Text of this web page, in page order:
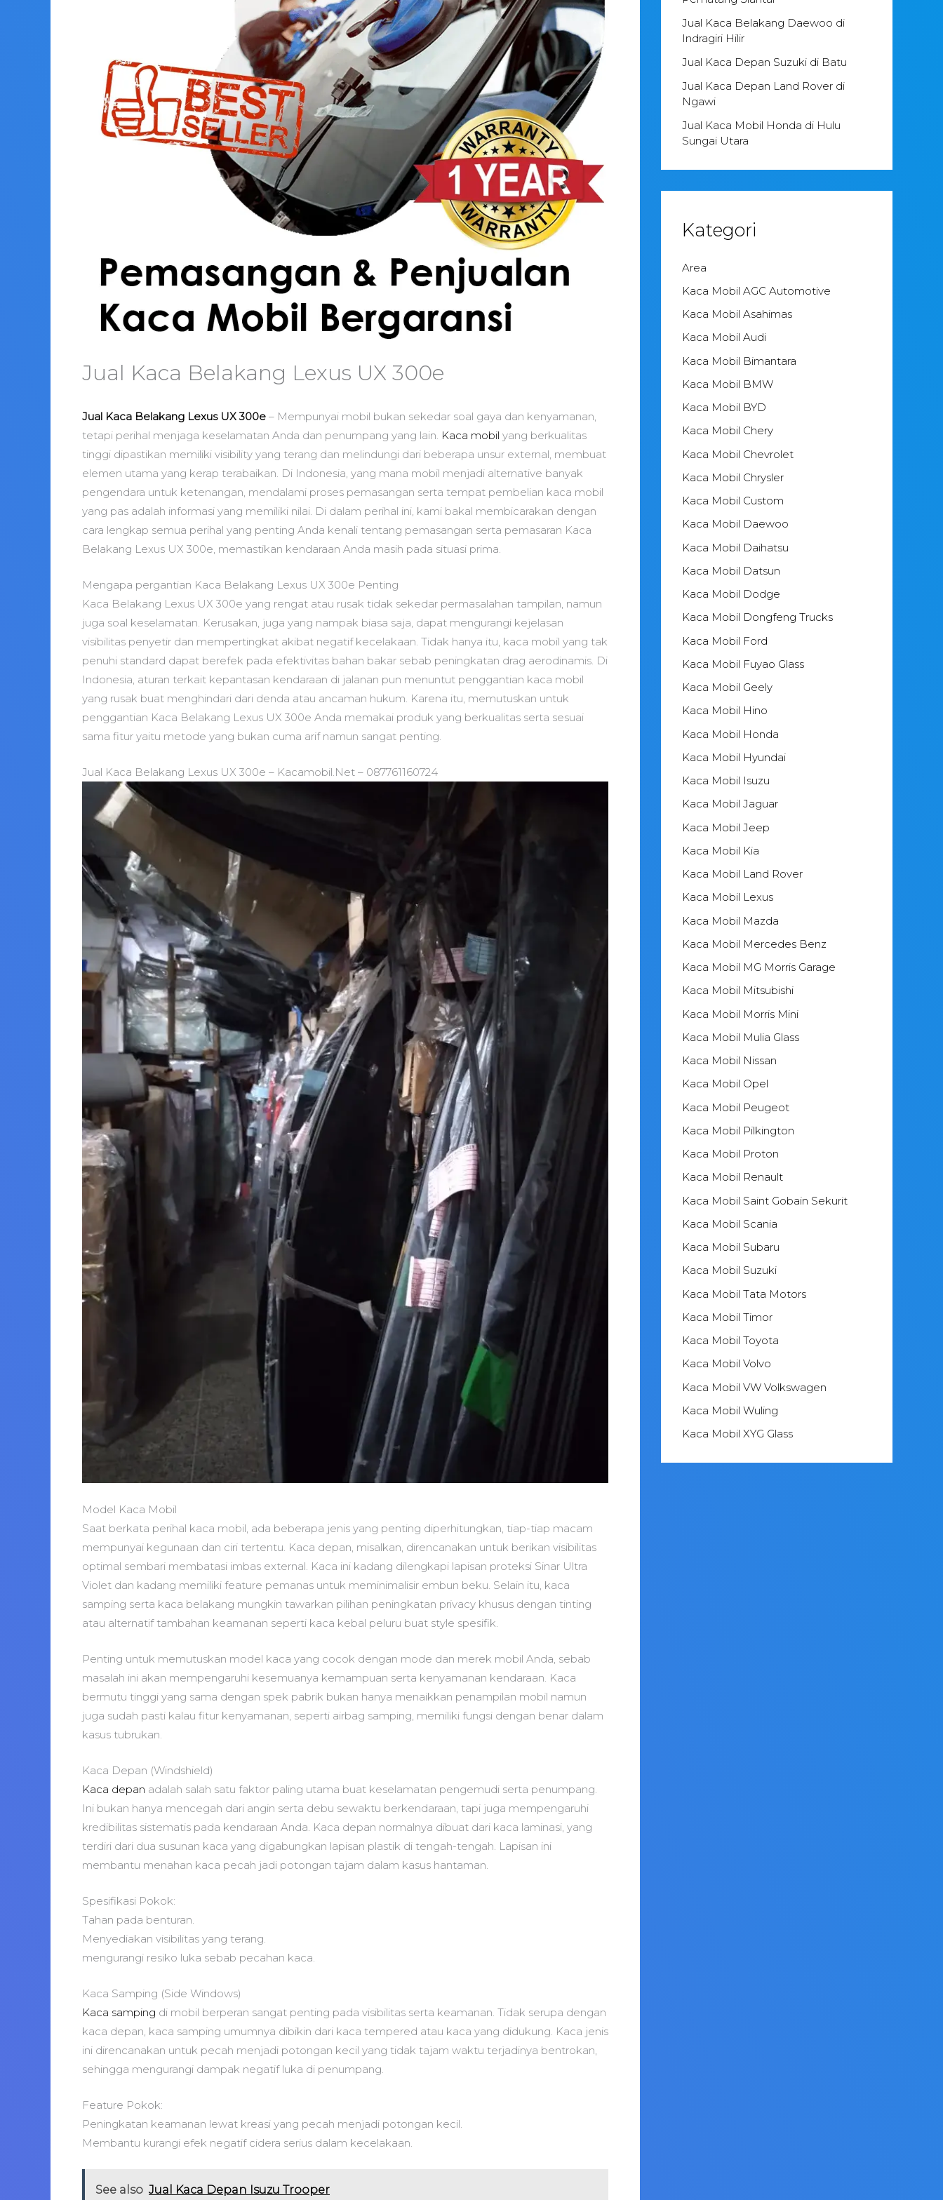
Jual Kaca Belakang Lexus UX 300e
Jual Kaca Belakang Lexus UX 300e – Mempunyai mobil bukan sekedar soal gaya dan kenyamanan,
tetapi perihal menjaga keselamatan Anda dan penumpang yang lain. Kaca mobil yang berkualitas
tinggi dipastikan memiliki visibility yang terang dan melindungi dari beberapa unsur external, membuat
elemen utama yang kerap terabaikan. Di Indonesia, yang mana mobil menjadi alternative banyak
pengendara untuk ketenangan, mendalami proses pemasangan serta tempat pembelian kaca mobil
yang pas adalah informasi yang memiliki nilai. Di dalam perihal ini, kami bakal membicarakan dengan
cara lengkap semua perihal yang penting Anda kenali tentang pemasangan serta pemasaran Kaca
Belakang Lexus UX 300e, memastikan kendaraan Anda masih pada situasi prima.
Mengapa pergantian Kaca Belakang Lexus UX 300e Penting
Kaca Belakang Lexus UX 300e yang rengat atau rusak tidak sekedar permasalahan tampilan, namun
juga soal keselamatan. Kerusakan, juga yang nampak biasa saja, dapat mengurangi kejelasan
visibilitas penyetir dan mempertingkat akibat negatif kecelakaan. Tidak hanya itu, kaca mobil yang tak
penuhi standard dapat berefek pada efektivitas bahan bakar sebab peningkatan drag aerodinamis. Di
Indonesia, aturan terkait kepantasan kendaraan di jalanan pun menuntut penggantian kaca mobil
yang rusak buat menghindari dari denda atau ancaman hukum. Karena itu, memutuskan untuk
penggantian Kaca Belakang Lexus UX 300e Anda memakai produk yang berkualitas serta sesuai
sama fitur yaitu metode yang bukan cuma arif namun sangat penting.
Jual Kaca Belakang Lexus UX 300e – Kacamobil.Net – 087761160724
Model Kaca Mobil
Saat berkata perihal kaca mobil, ada beberapa jenis yang penting diperhitungkan, tiap-tiap macam
mempunyai kegunaan dan ciri tertentu. Kaca depan, misalkan, direncanakan untuk berikan visibilitas
optimal sembari membatasi imbas external. Kaca ini kadang dilengkapi lapisan proteksi Sinar Ultra
Violet dan kadang memiliki feature pemanas untuk meminimalisir embun beku. Selain itu, kaca
samping serta kaca belakang mungkin tawarkan pilihan peningkatan privacy khusus dengan tinting
atau alternatif tambahan keamanan seperti kaca kebal peluru buat style spesifik.
Penting untuk memutuskan model kaca yang cocok dengan mode dan merek mobil Anda, sebab
masalah ini akan mempengaruhi kesemuanya kemampuan serta kenyamanan kendaraan. Kaca
bermutu tinggi yang sama dengan spek pabrik bukan hanya menaikkan penampilan mobil namun
juga sudah pasti kalau fitur kenyamanan, seperti airbag samping, memiliki fungsi dengan benar dalam
kasus tubrukan.
Kaca Depan (Windshield)
Kaca depan adalah salah satu faktor paling utama buat keselamatan pengemudi serta penumpang.
Ini bukan hanya mencegah dari angin serta debu sewaktu berkendaraan, tapi juga mempengaruhi
kredibilitas sistematis pada kendaraan Anda. Kaca depan normalnya dibuat dari kaca laminasi, yang
terdiri dari dua susunan kaca yang digabungkan lapisan plastik di tengah-tengah. Lapisan ini
membantu menahan kaca pecah jadi potongan tajam dalam kasus hantaman.
Spesifikasi Pokok:
Tahan pada benturan.
Menyediakan visibilitas yang terang.
mengurangi resiko luka sebab pecahan kaca.
Kaca Samping (Side Windows)
Kaca samping di mobil berperan sangat penting pada visibilitas serta keamanan. Tidak serupa dengan
kaca depan, kaca samping umumnya dibikin dari kaca tempered atau kaca yang didukung. Kaca jenis
ini direncanakan untuk pecah menjadi potongan kecil yang tidak tajam waktu terjadinya bentrokan,
sehingga mengurangi dampak negatif luka di penumpang.
Feature Pokok:
Peningkatan keamanan lewat kreasi yang pecah menjadi potongan kecil.
Membantu kurangi efek negatif cidera serius dalam kecelakaan.
See also Jual Kaca Depan Isuzu Trooper
Jual Kaca Belakang Daewoo di
Indragiri Hilir
Jual Kaca Depan Suzuki di Batu
Jual Kaca Depan Land Rover di
Ngawi
Jual Kaca Mobil Honda di Hulu
Sungai Utara
Kategori
Area
Kaca Mobil AGC Automotive
Kaca Mobil Asahimas
Kaca Mobil Audi
Kaca Mobil Bimantara
Kaca Mobil BMW
Kaca Mobil BYD
Kaca Mobil Chery
Kaca Mobil Chevrolet
Kaca Mobil Chrysler
Kaca Mobil Custom
Kaca Mobil Daewoo
Kaca Mobil Daihatsu
Kaca Mobil Datsun
Kaca Mobil Dodge
Kaca Mobil Dongfeng Trucks
Kaca Mobil Ford
Kaca Mobil Fuyao Glass
Kaca Mobil Geely
Kaca Mobil Hino
Kaca Mobil Honda
Kaca Mobil Hyundai
Kaca Mobil Isuzu
Kaca Mobil Jaguar
Kaca Mobil Jeep
Kaca Mobil Kia
Kaca Mobil Land Rover
Kaca Mobil Lexus
Kaca Mobil Mazda
Kaca Mobil Mercedes Benz
Kaca Mobil MG Morris Garage
Kaca Mobil Mitsubishi
Kaca Mobil Morris Mini
Kaca Mobil Mulia Glass
Kaca Mobil Nissan
Kaca Mobil Opel
Kaca Mobil Peugeot
Kaca Mobil Pilkington
Kaca Mobil Proton
Kaca Mobil Renault
Kaca Mobil Saint Gobain Sekurit
Kaca Mobil Scania
Kaca Mobil Subaru
Kaca Mobil Suzuki
Kaca Mobil Tata Motors
Kaca Mobil Timor
Kaca Mobil Toyota
Kaca Mobil Volvo
Kaca Mobil VW Volkswagen
Kaca Mobil Wuling
Kaca Mobil XYG Glass